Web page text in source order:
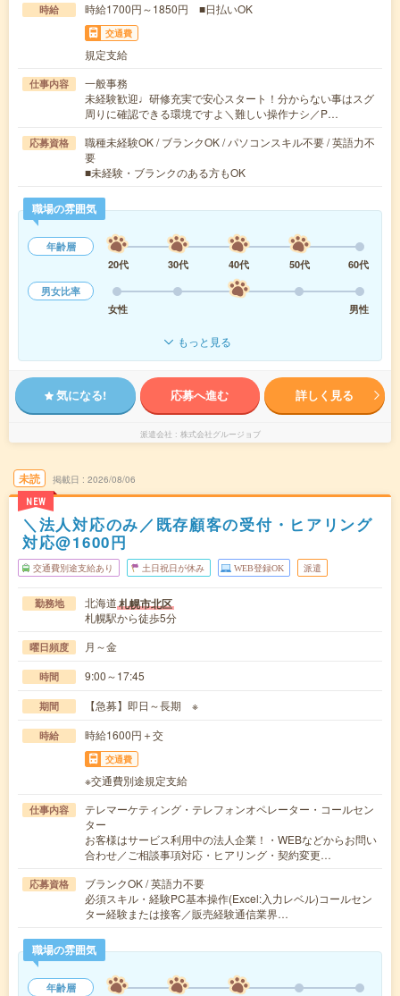
時給 時給1700円～1850円 ■日払いOK
交通費
規定支給
仕事内容
一般事務
未経験歓迎♩研修充実で安心スタート！分からない事はスグ
周りに確認できる環境ですよ＼難しい操作ナシ／P…
応募資格
職種未経験OK / ブランクOK / パソコンスキル不要 / 英語力不
要
■未経験・ブランクのある方もOK
職場の雰囲気
年齢層
20代
30代 40代 50代
60代
男女比率
女性
男性
もっと見る
気になる! 応募へ進む 詳しく見る
派遣会社 株式会社グルージョブ
未読
NEW
掲載日 2026/08/06
＼法人対応のみ／既存顧客の受付・ヒアリング
対応@1600円
交通費別途支給あり 土日祝日が休み WEB登録OK 派遣
勤務地 北海道札幌市北区
札幌駅から徒歩5分
曜日頻度 月～金
時間 9:00～17:45
期間 【急募】即日～長期 ※
時給 時給1600円＋交
交通費
※交通費別途規定支給
仕事内容
テレマーケティング・テレフォンオペレーター・コールセン
ター
お客様はサービス利用中の法人企業！・WEBなどからお問い
合わせ／ご相談事項対応・ヒアリング・契約変更…
応募資格
ブランクOK / 英語力不要
必須スキル・経験PC基本操作(Excel:入力レベル)コールセン
ター経験または接客／販売経験通信業界…
職場の雰囲気
年齢層